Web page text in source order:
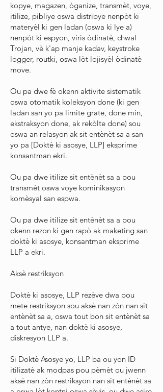
kopye, magazen, òganize, transmèt, voye,
itilize, pibliye oswa distribye nenpòt ki
materyèl ki gen ladan (oswa ki lye a)
nenpòt ki espyon, viris òdinatè, chwal
Trojan, vè k'ap manje kadav, keystroke
logger, routki, oswa lòt lojisyèl òdinatè
move.
Ou pa dwe fè okenn aktivite sistematik
oswa otomatik koleksyon done (ki gen
ladan san yo pa limite grate, done min,
ekstraksyon done, ak rekòlte done) sou
oswa an relasyon ak sit entènèt sa a san
yo pa [Doktè ki asosye, LLP] eksprime
konsantman ekri.
Ou pa dwe itilize sit entènèt sa a pou
transmèt oswa voye kominikasyon
komèsyal san espwa.
Ou pa dwe itilize sit entènèt sa a pou
okenn rezon ki gen rapò ak maketing san
doktè ki asosye, konsantman eksprime
LLP a ekri.
Aksè restriksyon
Doktè ki asosye, LLP rezève dwa pou
mete restriksyon sou aksè nan zòn nan sit
entènèt sa a, oswa tout bon sit entènèt sa
a tout antye, nan doktè ki asosye,
diskresyon LLP a.
Si Doktè Asosye yo, LLP ba ou yon ID
itilizatè ak modpas pou pèmèt ou jwenn
aksè nan zòn restriksyon nan sit entènèt sa